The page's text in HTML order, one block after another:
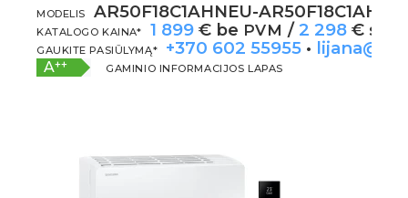
APRAŠYMAS
MODELIS AR50F18C1AHNEU-
KATALOGO KAINA* 1 899€ be PVM / 2 298 € su
GAUKITE PASIŪLYMĄ* +370 602 55955 •
A++ GAMINIO INFORMACIJOS LAPAS